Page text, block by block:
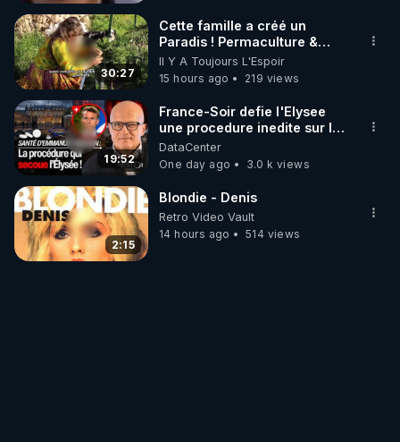
30:27
Cette famille a créé un
Paradis ! Permaculture &
Autonomie
Il Y A Toujours L'Espoir
15 hours ago
219 views
19:52
France-Soir defie l'Elysee
une procedure inedite sur la
sante du president - Nexus
DataCenter
One day ago
3.0 k views
2:15
Blondie - Denis
Retro Video Vault
14 hours ago
514 views